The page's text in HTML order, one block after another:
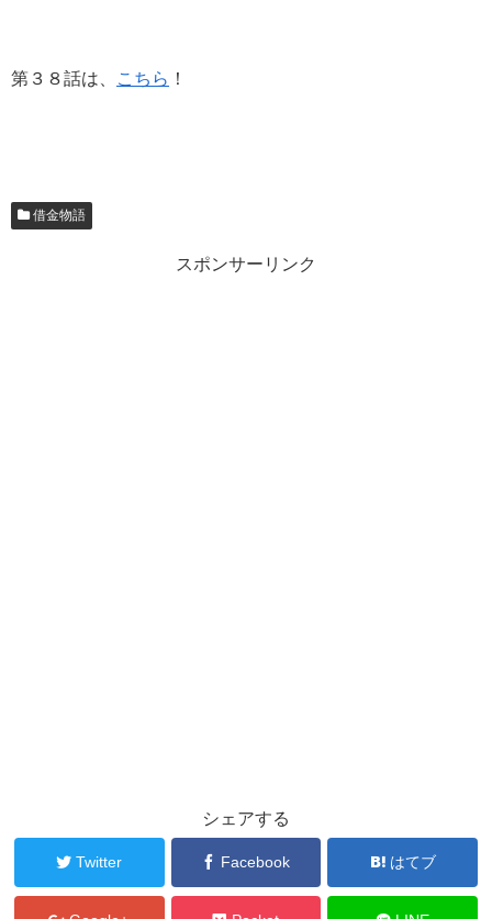
第３８話は、 こちら ！
借金物語
スポンサーリンク
シェアする
Twitter Facebook はてブ